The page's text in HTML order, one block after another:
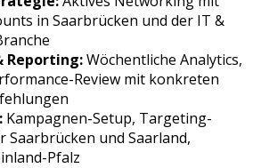
in Saarbrücken und der IT &
Reporting:Wöchentliche Analytics,
Review mit konkreten
: Kampagnen-Setup, Targeting-
Saarbrücken und Saarland,
Pfalz